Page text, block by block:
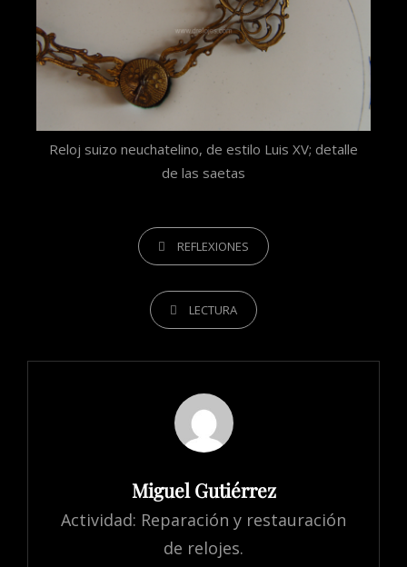
Reloj suizo neuchatelino, de estilo Luis XV; detalle
de las saetas
REFLEXIONES
LECTURA
Miguel Gutiérrez
Actividad: Reparación y restauración
de relojes.